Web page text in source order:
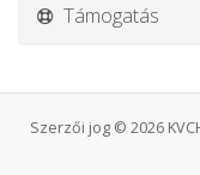
Támogatás
Szerzői jog © 2026